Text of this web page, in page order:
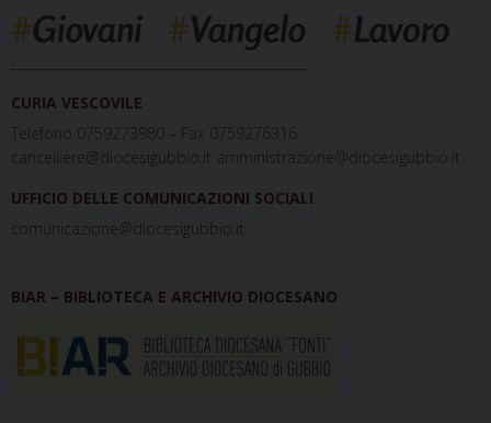
CURIA VESCOVILE
Telefono 0759273980 – Fax 0759276316
cancelliere@diocesigubbio.it amministrazione@diocesigubbio.it
UFFICIO DELLE COMUNICAZIONI SOCIALI
comunicazione@diocesigubbio.it
BIAR – BIBLIOTECA E ARCHIVIO DIOCESANO